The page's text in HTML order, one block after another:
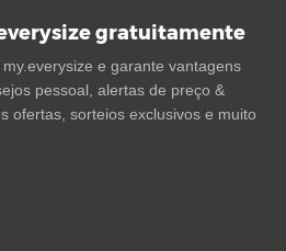
gratuitamente
e garante vantagens
pessoal, alertas de preço &
ofertas, sorteios exclusivos e muito